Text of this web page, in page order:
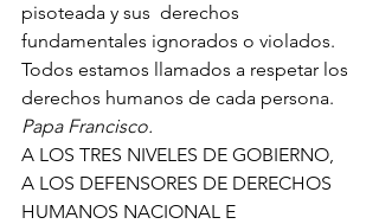
pisoteada y sus  derechos
fundamentales ignorados o violados.
Todos estamos llamados a respetar los
derechos humanos de cada persona.
Papa Francisco.
A LOS TRES NIVELES DE GOBIERNO,
A LOS DEFENSORES DE DERECHOS
HUMANOS NACIONAL E